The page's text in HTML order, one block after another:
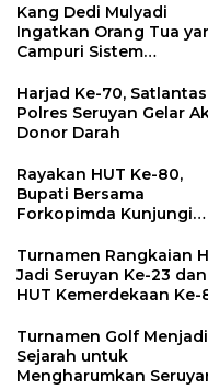
Kang Dedi Mulyadi
Ingatkan Orang Tua
Campuri Sistem
Antara Hak, Batas, dan
Etika Hukum
Harjad Ke-70, Satlantas
Polres Seruyan Gelar
Donor Darah
Rayakan HUT Ke-80,
Bupati Bersama
Forkopimda Kunjungi
Turnamen Rangkaian
Jadi Seruyan Ke-23 dan
HUT Kemerdekaan Ke-
Turnamen Golf Menjadi
Sejarah untuk
Mengharumkan